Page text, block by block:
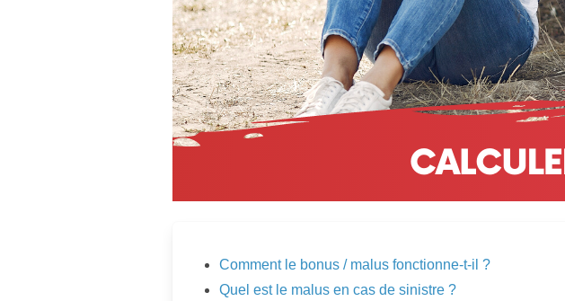
Comment le bonus / malus fonctionne-t-il ?
Quel est le malus en cas de sinistre ?